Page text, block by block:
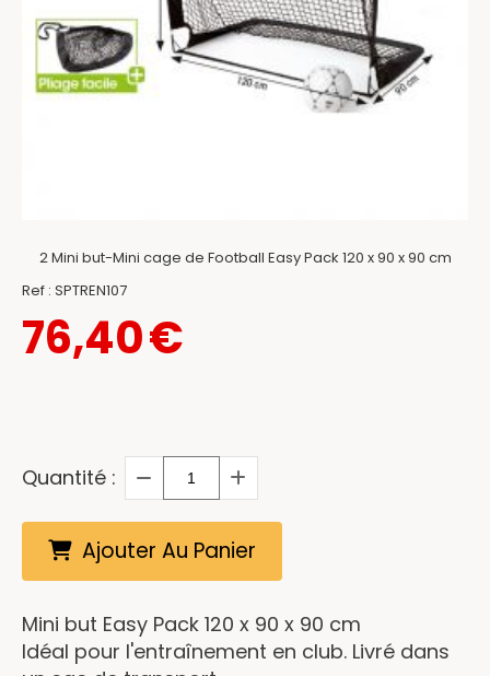
2 Mini but-Mini cage de Football Easy Pack 120 x 90 x 90 cm
Ref : SPTREN107
76,40€
Quantité :
Ajouter Au Panier
Mini but Easy Pack 120 x 90 x 90 cm
Idéal pour l'entraînement en club. Livré dans